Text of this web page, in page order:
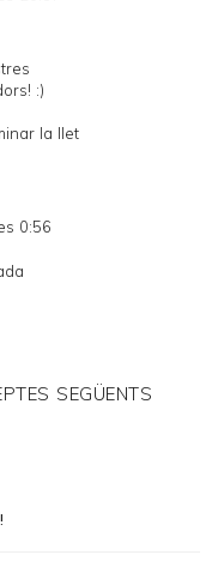
:)
la llet
0:56
SEGÜENTS